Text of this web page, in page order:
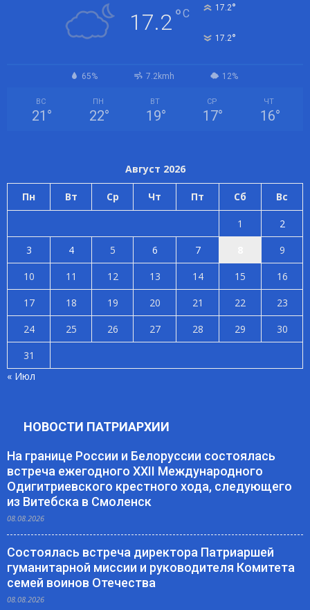
17.2°C 17.2°
17.2°
65% 7.2kmh 12%
ВС
21 °
ПН
22°
ВТ
19°
СР
17°
ЧТ
16°
Август 2026
Пн Вт Ср Чт Пт Сб Вс
1
2
3
4 5 6 7
9
10
11 12 13 14 15
16
17
18 19 20 21 22
23
24
25 26 27 28 29
30
31
« Июл
НОВОСТИ ПАТРИАРХИИ
На границе России и Белоруссии состоялась
встреча ежегодного XXII Международного
Одигитриевского крестного хода, следующего
из Витебска в Смоленск
08.08.2026
Состоялась встреча директора Патриаршей
гуманитарной миссии и руководителя Комитета
семей воинов Отечества
08.08.2026